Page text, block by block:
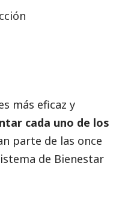
más eficaz y
cada uno de los
parte de las once
de Bienestar